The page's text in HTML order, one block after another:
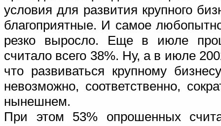
условия для развития крупного
благоприятные. И самое
резко выросло. Еще в июле
считало всего 38%. Ну, а в июле
что развиваться крупному
невозможно, соответственно,
нынешнем.
При этом 53% опрошенных